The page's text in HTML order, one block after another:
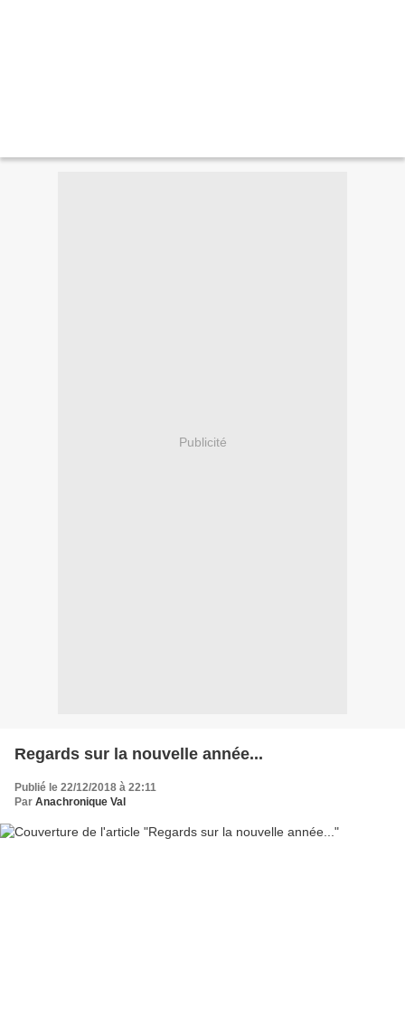
Publicité
Regards sur la nouvelle année...
Publié le 22/12/2018 à 22:11
Par Anachronique Val